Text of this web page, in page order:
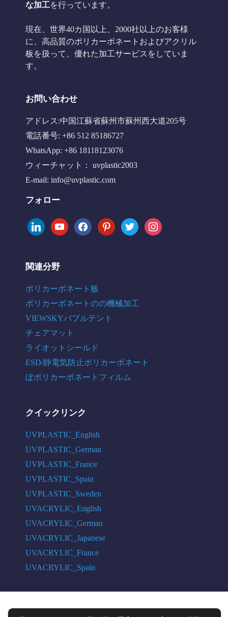
な加工を行っています。
現在、世界40カ国以上、2000社以上のお客様
に、高品質のポリカーボネートおよびアクリル
板を扱って、優れた加工サービスをしていま
す。
お問い合わせ
アドレス:中国江蘇省蘇州市蘇州西大道205号
電話番号: +86 512 85186727
WhatsApp: +86 18118123076
ウィーチャット： uvplastic2003
E-mail: info@uvplastic.com
フォロー
linkedinyoutubefacebookpinteresttwitter instagram
関連分野
ポリカーボネート板
ポリカーボネートのの機械加工
VIEWSKYバブルテント
チェアマット
ライオットシールド
ESD/静電気防止ポリカーボネート
ぽポリカーボネートフィルム
クイックリンク
UVPLASTIC_English
UVPLASTIC_German
UVPLASTIC_France
UVPLASTIC_Spain
UVPLASTIC_Sweden
UVACRYLIC_English
UVACRYLIC_German
UVACRYLIC_Japanese
UVACRYLIC_France
UVACRYLIC_Spain